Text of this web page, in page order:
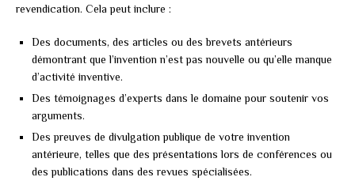
revendication. Cela peut inclure :
Des documents, des articles ou des brevets antérieurs
démontrant que l’invention n’est pas nouvelle ou qu’elle manque
d’activité inventive.
Des témoignages d’experts dans le domaine pour soutenir vos
arguments.
Des preuves de divulgation publique de votre invention
antérieure, telles que des présentations lors de conférences ou
des publications dans des revues spécialisées.